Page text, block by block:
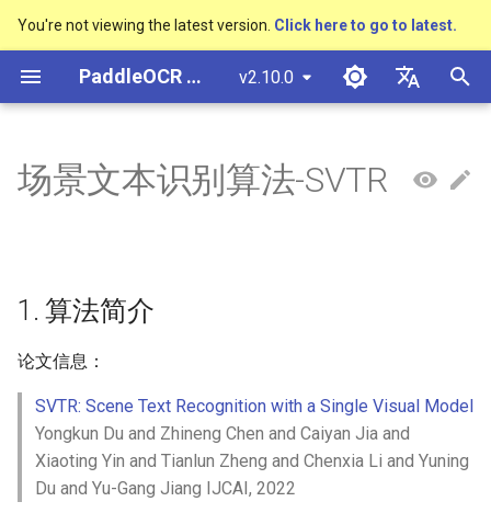
You're not viewing the latest version. Click here to go to latest.
PaddleOCR 文档 v2.10.0
English
正
在
始
索
快速开始 支持硬件列表
基于C++预测引擎推理
Android部署
Jetson部署
端侧部署
快速开始
效果展示
运行环境
模型库
模型训练
文本检测
模型微调
训练tricks
模型裁剪
PP-OCRv4技术报告
Enhanced CTC Loss
切片操作
快速开始
模型训练
版面分析
推理部署
基于C++预测引擎推理
博客
怎样完成基于图像数据的
EAST
PSENet
FCENet
DRRG
CT
SVTR算法简介
3. 模型训练、评估、预测
3.1 模型训练
数据集准备
启动训练
Text Telescope
LaTeX-OCR
PP-FormulaNet
TableSLANet
LayoutLM
通用
SVTR
液晶屏读数识别
金融
增值税发票
交通
其它数据标注工具
手写中文OCR数据集
版面分析数据集
表格识别数据集
关键信息提取数据集
附录
场景文本识别算法-SVTR
1. 算法简介
论文信息：
SVTR: Scene Text Recognition with a Single Visual Model
Yongkun Du and Zhineng Chen and Caiyan Jia and
Xiaoting Yin and Tianlun Zheng and Chenxia Li and Yuning
Du and Yu-Gang Jiang IJCAI, 2022